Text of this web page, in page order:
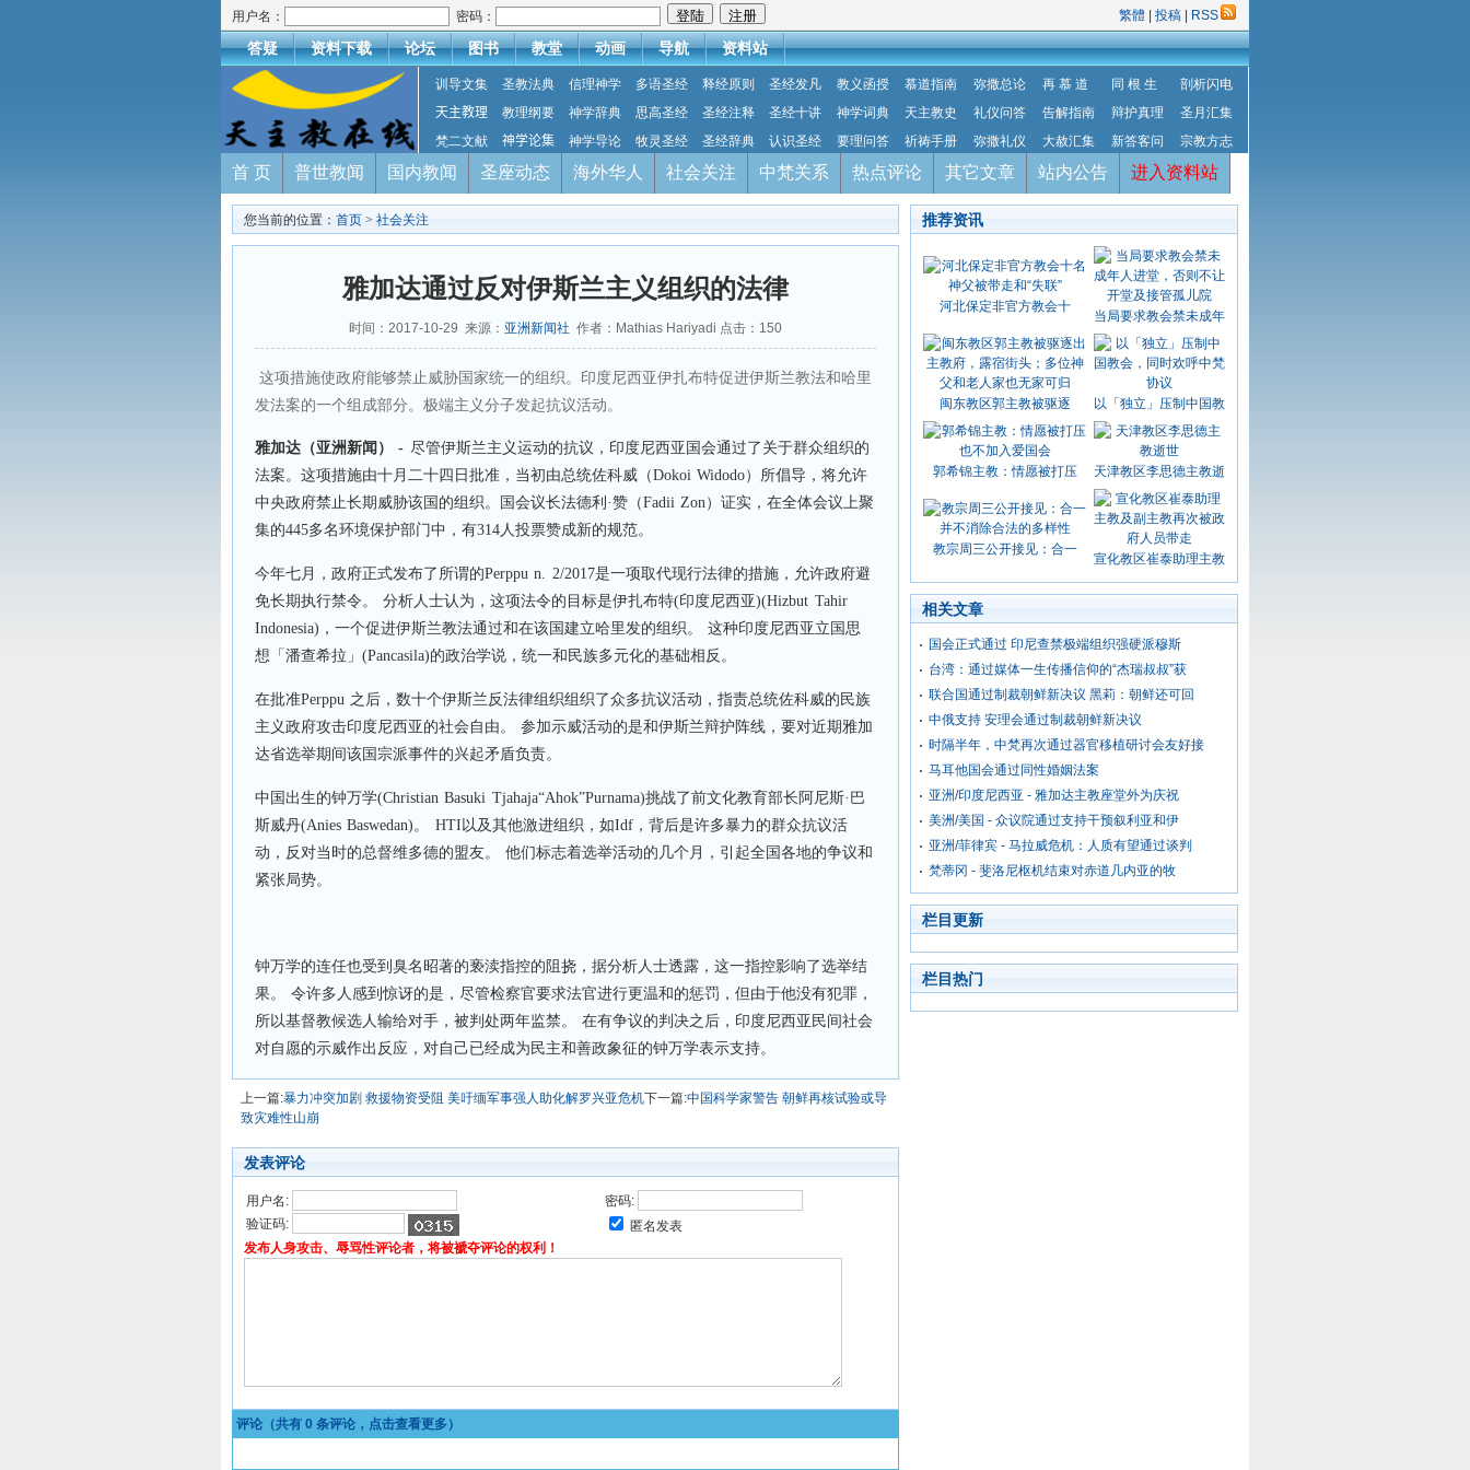
用户名： 密码： 繁體 投稿 RSS
答疑 资料下载 论坛 图书 教堂 动画 导航 资料站
训导文集 圣教法典 信理神学 多语圣经 释经原则 圣经发凡 教义函授 慕道指南 弥撒总论 再 慕 道 同 根 生
剖析闪电
天主教理
教理纲要 神学辞典 思高圣经 圣经注释 圣经十讲 神学词典 天主教史 礼仪问答 告解指南 辩护真理
圣月汇集
梵二文献
神学论集 神学导论 牧灵圣经 圣经辞典 认识圣经 要理问答 祈祷手册 弥撒礼仪 大赦汇集 新答客问 宗教方志
首 页 普世教闻 国内教闻 圣座动态 海外华人 社会关注 中梵关系 热点评论 其它文章 站内公告 进入资料站
您当前的位置： 首页 > 社会关注
雅加达通过反对伊斯兰主义组织的法律
时间：2017-10-29 来源： 亚洲新闻社 作者：Mathias Hariyadi 点击： 150
这项措施使政府能够禁止威胁国家统一的组织。印度尼西亚伊扎布特促进伊斯兰教法和哈里
发法案的一个组成部分。极端主义分子发起抗议活动。
雅加达（亚洲新闻） - 尽管伊斯兰主义运动的抗议，印度尼西亚国会通过了关于群众组织的
法案。这项措施由十月二十四日批准，当初由总统佐科威（Dokoi Widodo）所倡导，将允许
中央政府禁止长期威胁该国的组织。国会议长法德利·赞（Fadii Zon）证实，在全体会议上聚
集的445多名环境保护部门中，有314人投票赞成新的规范。
今年七月，政府正式发布了所谓的Perppu n. 2/2017是一项取代现行法律的措施，允许政府避
免长期执行禁令。 分析人士认为，这项法令的目标是伊扎布特(印度尼西亚)(Hizbut Tahir
Indonesia)，一个促进伊斯兰教法通过和在该国建立哈里发的组织。 这种印度尼西亚立国思
想「潘查希拉」(Pancasila)的政治学说，统一和民族多元化的基础相反。
在批准Perppu 之后，数十个伊斯兰反法律组织组织了众多抗议活动，指责总统佐科威的民族
主义政府攻击印度尼西亚的社会自由。 参加示威活动的是和伊斯兰辩护阵线，要对近期雅加
达省选举期间该国宗派事件的兴起矛盾负责。
中国出生的钟万学(Christian Basuki Tjahaja“Ahok”Purnama)挑战了前文化教育部长阿尼斯·巴
斯威丹(Anies Baswedan)。 HTI以及其他激进组织，如Idf，背后是许多暴力的群众抗议活
动，反对当时的总督维多德的盟友。 他们标志着选举活动的几个月，引起全国各地的争议和
紧张局势。
钟万学的连任也受到臭名昭著的亵渎指控的阻挠，据分析人士透露，这一指控影响了选举结
果。 令许多人感到惊讶的是，尽管检察官要求法官进行更温和的惩罚，但由于他没有犯罪，
所以基督教候选人输给对手，被判处两年监禁。 在有争议的判决之后，印度尼西亚民间社会
对自愿的示威作出反应，对自己已经成为民主和善政象征的钟万学表示支持。
上一篇:暴力冲突加剧 救援物资受阻 美吁缅军事强人助化解罗兴亚危机下一篇:中国科学家警告 朝鲜再核试验或导
致灾难性山崩
发表评论
用户名:
密码:
验证码:
匿名发表
发布人身攻击、辱骂性评论者，将被褫夺评论的权利！
评论（共有 0 条评论，点击查看更多）
推荐资讯
河北保定非官方教会十
当局要求教会禁未成年
闽东教区郭主教被驱逐 以「独立」压制中国教
郭希锦主教：情愿被打压 天津教区李思德主教逝
教宗周三公开接见：合一
宣化教区崔泰助理主教
相关文章
国会正式通过 印尼查禁极端组织强硬派穆斯
台湾：通过媒体一生传播信仰的“杰瑞叔叔”获
联合国通过制裁朝鲜新决议 黑莉：朝鲜还可回
中俄支持 安理会通过制裁朝鲜新决议
时隔半年，中梵再次通过器官移植研讨会友好接
马耳他国会通过同性婚姻法案
亚洲/印度尼西亚 - 雅加达主教座堂外为庆祝
美洲/美国 - 众议院通过支持干预叙利亚和伊
亚洲/菲律宾 - 马拉威危机：人质有望通过谈判
梵蒂冈 - 斐洛尼枢机结束对赤道几内亚的牧
栏目更新
栏目热门